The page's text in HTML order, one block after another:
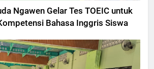
Ngawen Gelar Tes TOEIC untuk
Bahasa Inggris Siswa